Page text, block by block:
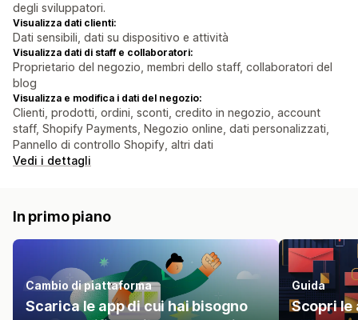
degli sviluppatori.
Visualizza dati clienti:
Dati sensibili, dati su dispositivo e attività
Visualizza dati di staff e collaboratori:
Proprietario del negozio, membri dello staff, collaboratori del
blog
Visualizza e modifica i dati del negozio:
Clienti, prodotti, ordini, sconti, credito in negozio, account
staff, Shopify Payments, Negozio online, dati personalizzati,
Pannello di controllo Shopify, altri dati
Vedi i dettagli
In primo piano
Cambio di piattaforma
Scarica le app di cui hai bisogno
Guida
Scopri le